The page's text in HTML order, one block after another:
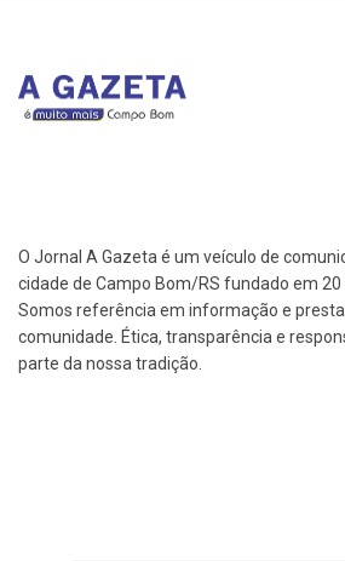
O Jornal A Gazeta é um veículo de
cidade de Campo Bom/RS fundado em 20
Somos referência em informação e
comunidade. Ética, transparência e
parte da nossa tradição.